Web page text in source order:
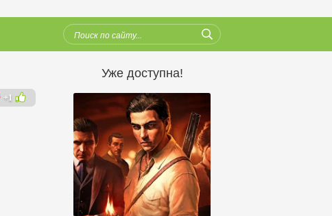
+1
Уже доступна!